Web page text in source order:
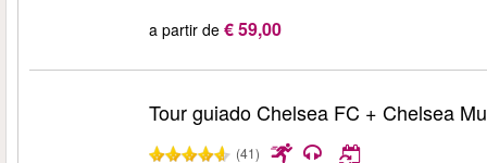
a partir de € 59,00
Tour guiado Chelsea FC + Chelsea
(41)